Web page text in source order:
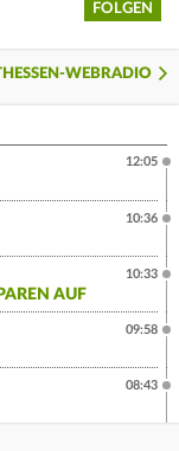
FOLGEN
WEBRADIO
12:05
10:36
AUF
10:33
09:58
08:43